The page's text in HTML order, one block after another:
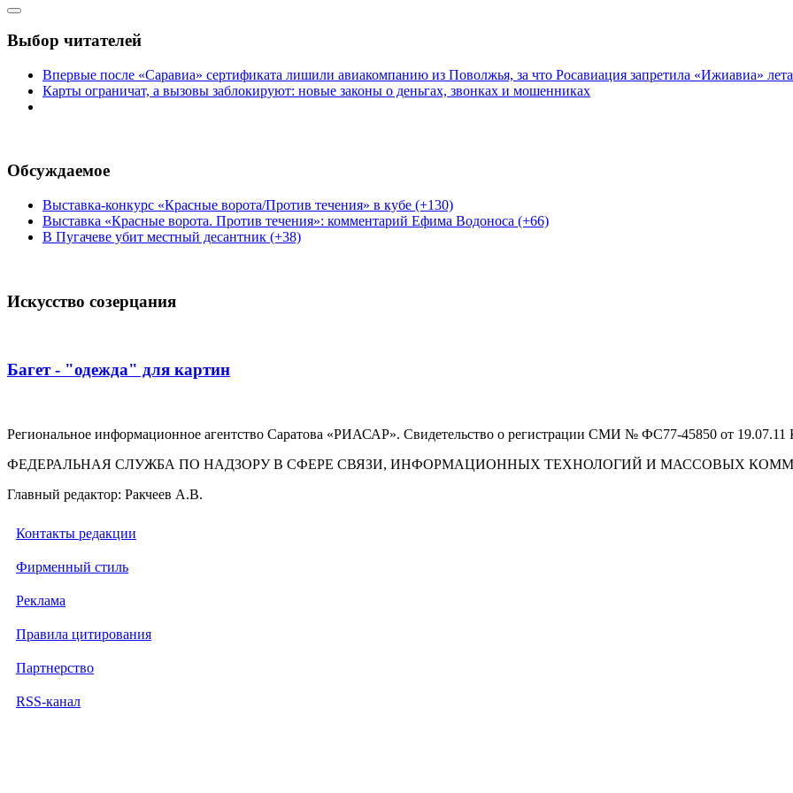
Выбор читателей
Впервые после «Саравиа» сертификата лишили авиакомпанию из Поволжья, за что Росавиация запретила «Ижиавиа»
Карты ограничат, а вызовы заблокируют: новые законы о деньгах, звонках и мошенниках
Обсуждаемое
Выставка-конкурс «Красные ворота/Против течения» в кубе (+130)
Выставка «Красные ворота. Против течения»: комментарий Ефима Водоноса (+66)
В Пугачеве убит местный десантник (+38)
Искусство созерцания
Багет - "одежда" для картин
Региональное информационное агентство Саратова «РИАСАР». Свидетельство о регистрации СМИ № ФС77-45850 от
ФЕДЕРАЛЬНАЯ СЛУЖБА ПО НАДЗОРУ В СФЕРЕ СВЯЗИ, ИНФОРМАЦИОННЫХ ТЕХНОЛОГИЙ И МАССОВЫХ
Главный редактор: Ракчеев А.В.
Контакты редакции
Фирменный стиль
Реклама
Правила цитирования
Партнерство
RSS-канал